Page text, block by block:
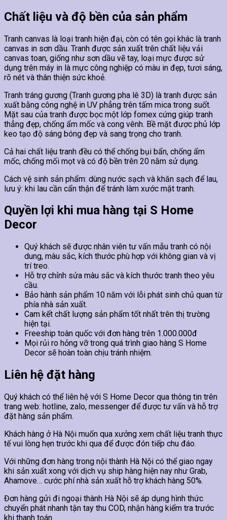
Chất liệu và độ bền của sản phẩm
Tranh canvas là loại tranh hiện đại, còn có tên gọi khác là tranh
canvas in sơn dầu. Tranh được sản xuất trên chất liệu vải
canvas toan, giống như sơn dầu vẽ tay, loại mực được sử
dụng trên máy in là mực công nghiệp có màu in đẹp, tươi sáng,
rõ nét và thân thiện sức khoẻ.
Tranh tráng gương (Tranh gương pha lê 3D) là tranh được sản
xuất bằng công nghệ in UV phẳng trên tấm mica trong suốt.
Mặt sau của tranh được bọc một lớp fomex cứng giúp tranh
thẳng đẹp, chống ẩm mốc và cong vênh. Bề mặt được phủ lớp
keo tạo độ sáng bóng đẹp và sang trọng cho tranh.
Cả hai chất liệu tranh đều có thể chống bụi bẩn, chống ẩm
mốc, chống mối mọt và có độ bền trên 20 năm sử dụng.
Cách vệ sinh sản phẩm: dùng nước sạch và khăn sạch để lau,
lưu ý: khi lau cần cẩn thận để tránh làm xước mặt tranh.
Quyền lợi khi mua hàng tại S Home
Decor
Quý khách sẽ được nhân viên tư vấn mẫu tranh có nội
dung, màu sắc, kích thước phù hợp với không gian và vị
trí treo.
Hỗ trợ chỉnh sửa màu sắc và kích thước tranh theo yêu
cầu.
Bảo hành sản phẩm 10 năm với lỗi phát sinh chủ quan từ
phía nhà sản xuất.
Cam kết chất lượng sản phẩm tốt nhất trên thị trường
hiện tại.
Freeship toàn quốc với đơn hàng trên 1.000.000đ
Mọi rủi ro hỏng vỡ trong quá trình giao hàng S Home
Decor sẽ hoàn toàn chịu tránh nhiệm.
Liên hệ đặt hàng
Quý khách có thể liên hệ với S Home Decor qua thông tin trên
trang web: hotline, zalo, messenger để được tư vấn và hỗ trợ
đặt hàng sản phẩm.
Khách hàng ở Hà Nội muốn qua xưởng xem chất liệu tranh thực
tế vui lòng hẹn trước khi qua để được đón tiếp chu đáo.
Với những đơn hàng trong nội thành Hà Nội có thể giao ngay
khi sản xuất xong với dịch vụ ship hàng hiện nay như Grab,
Ahamove… cước phí nhà sản xuất hỗ trợ khách hàng 50%.
Đơn hàng gửi đi ngoại thành Hà Nội sẽ áp dụng hình thức
chuyển phát nhanh tận tay thu COD, nhận hàng kiểm tra trước
khi thanh toán.